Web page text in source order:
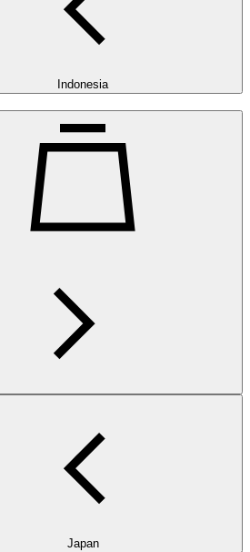
Indonesia
Japan